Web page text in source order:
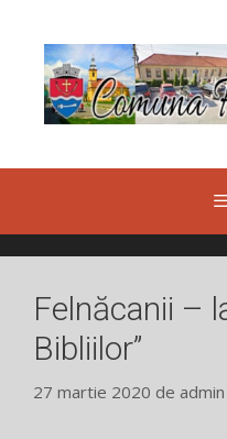
conținut
Felnăcanii –
Bibliilor”
27 martie 2020 de admin